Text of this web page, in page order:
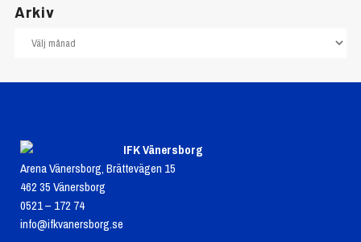
Arkiv
IFK Vänersborg
Arena Vänersborg, Brättevägen 15
462 35 Vänersborg
0521 – 172 74
info@ifkvanersborg.se